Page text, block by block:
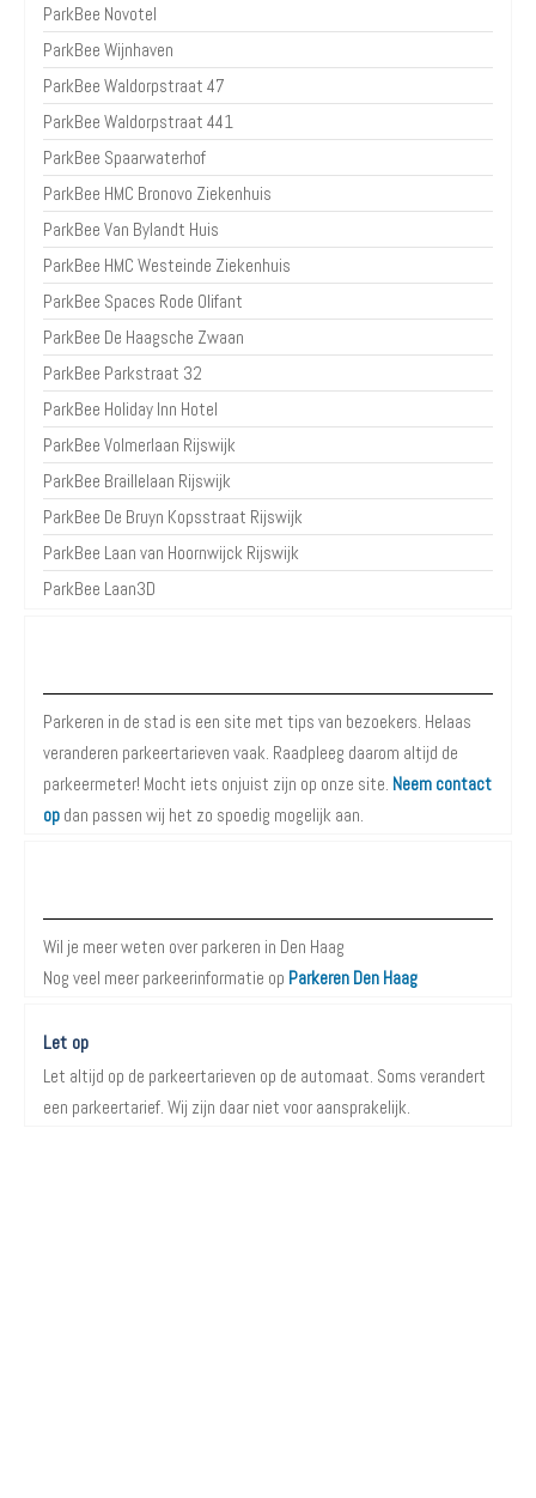
ParkBee Novotel
ParkBee Wijnhaven
ParkBee Waldorpstraat 47
ParkBee Waldorpstraat 441
ParkBee Spaarwaterhof
ParkBee HMC Bronovo Ziekenhuis
ParkBee Van Bylandt Huis
ParkBee HMC Westeinde Ziekenhuis
ParkBee Spaces Rode Olifant
ParkBee De Haagsche Zwaan
ParkBee Parkstraat 32
ParkBee Holiday Inn Hotel
ParkBee Volmerlaan Rijswijk
ParkBee Braillelaan Rijswijk
ParkBee De Bruyn Kopsstraat Rijswijk
ParkBee Laan van Hoornwijck Rijswijk
ParkBee Laan3D
Parkeren in de stad is een site met tips van bezoekers. Helaas
veranderen parkeertarieven vaak. Raadpleeg daarom altijd de
parkeermeter! Mocht iets onjuist zijn op onze site. Neem contact
op dan passen wij het zo spoedig mogelijk aan.
Wil je meer weten over parkeren in Den Haag
Nog veel meer parkeerinformatie op Parkeren Den Haag
Let op
Let altijd op de parkeertarieven op de automaat. Soms verandert
een parkeertarief. Wij zijn daar niet voor aansprakelijk.